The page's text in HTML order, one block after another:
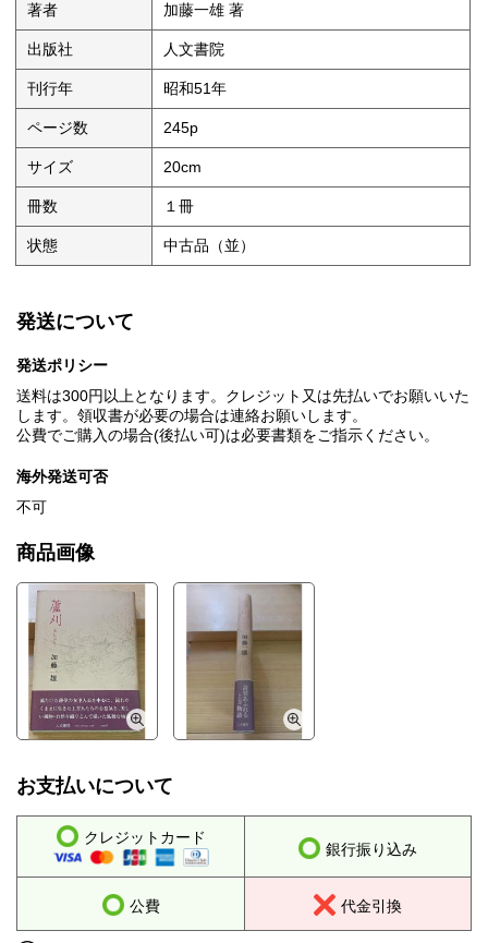
著者 加藤一雄 著
出版社 人文書院
刊行年 昭和51年
ページ数 245p
サイズ 20cm
冊数 １冊
状態 中古品（並）
発送について
発送ポリシー
送料は300円以上となります。クレジット又は先払いでお願いいた
します。領収書が必要の場合は連絡お願いします。
公費でご購入の場合(後払い可)は必要書類をご指示ください。
海外発送可否
不可
商品画像
お支払いについて
クレジットカード
銀行振り込み
公費 代金引換